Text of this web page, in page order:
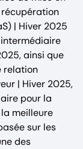
| Hiver 2025
ainsi que
relation
| Hiver 2025,
pour la
meilleure
sur les
des